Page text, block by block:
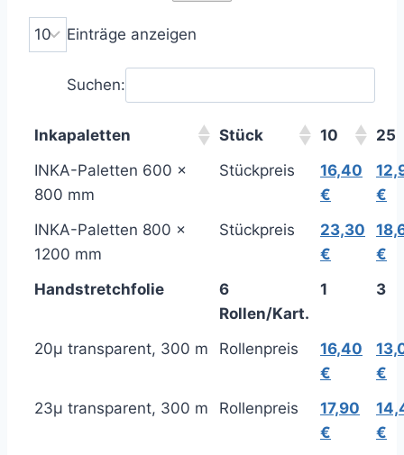
Einträge anzeigen
Suchen:
Inkapaletten Stück 10
25
INKA-Paletten 600 x
800 mm
Stückpreis
16,40
€
€
INKA-Paletten 800 x
1200 mm
Stückpreis
23,30
€
€
Handstretchfolie
6
Rollen/Kart.
1 3
20µ transparent, 300 m Rollenpreis
16,40
€
€
23µ transparent, 300 m
Rollenpreis
17,90
€
€